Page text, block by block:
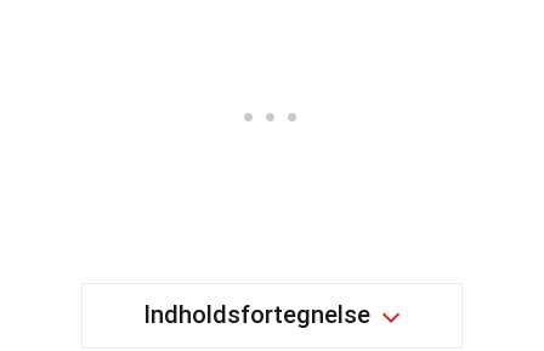
Indholdsfortegnelse